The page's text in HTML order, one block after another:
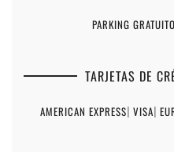
PARKING GRATUITO
TARJETAS DE
AMERICAN EXPRESS| VISA|